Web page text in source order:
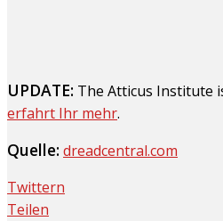
UPDATE: The Atticus Institute
erfahrt Ihr mehr.
Quelle: dreadcentral.com
Twittern
Teilen